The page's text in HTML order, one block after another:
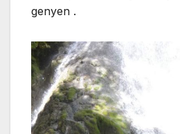
genyen .